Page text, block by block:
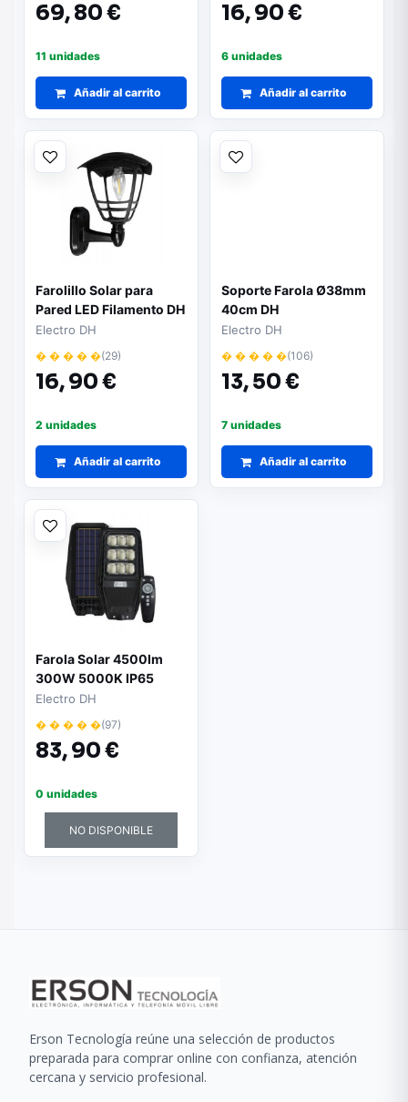
69,80 €
11 unidades
Añadir al carrito
16,90 €
6 unidades
Añadir al carrito
Farolillo Solar para
Pared LED Filamento DH
Electro DH
� � � � �(29)
16,90 €
2 unidades
Añadir al carrito
Soporte Farola Ø38mm
40cm DH
Electro DH
� � � � �(106)
13,50 €
7 unidades
Añadir al carrito
Farola Solar 4500lm
300W 5000K IP65
Electro DH
� � � � �(97)
83,90 €
0 unidades
NO DISPONIBLE
Erson Tecnología reúne una selección de productos
preparada para comprar online con confianza, atención
cercana y servicio profesional.